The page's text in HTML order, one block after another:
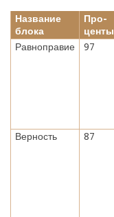
Название
блока
Про-
центы
Равноправие 97
Верность
87